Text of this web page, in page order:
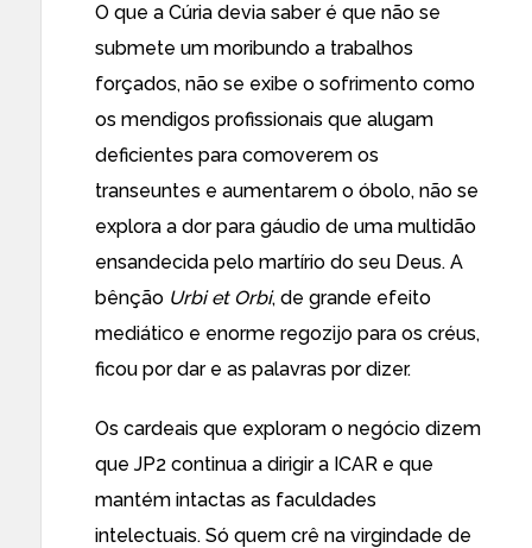
O que a Cúria devia saber é que não se
submete um moribundo a trabalhos
forçados, não se exibe o sofrimento como
os mendigos profissionais que alugam
deficientes para comoverem os
transeuntes e aumentarem o óbolo, não se
explora a dor para gáudio de uma multidão
ensandecida pelo martírio do seu Deus. A
bênção Urbi et Orbi, de grande efeito
mediático e enorme regozijo para os créus,
ficou por dar e as palavras por dizer.
Os cardeais que exploram o negócio dizem
que JP2 continua a dirigir a ICAR e que
mantém intactas as faculdades
intelectuais. Só quem crê na virgindade de